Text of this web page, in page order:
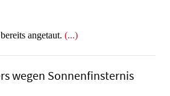
angetaut. (...)
wegen Sonnenfinsternis